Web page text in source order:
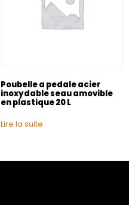
Poubelle a pedale acier
inoxydable seau amovible
en plastique 20 L
Lire la suite